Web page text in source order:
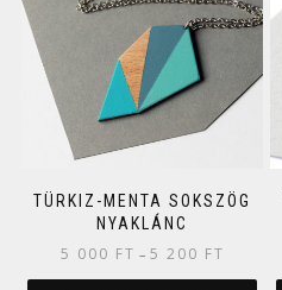
TÜRKIZ-MENTA SOKSZÖG
NYAKLÁNC
5 000 FT – 5 200 FT